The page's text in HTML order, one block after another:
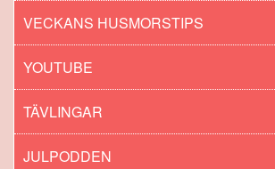
VECKANS HUSMORSTIPS
YOUTUBE
TÄVLINGAR
JULPODDEN